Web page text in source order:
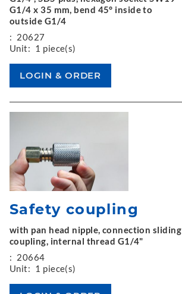
G1/4 x 35 mm, bend 45° inside to
outside G1/4
: 20627
Unit: 1 piece(s)
Safety coupling
with pan head nipple, connection sliding
coupling, internal thread G1/4"
: 20664
Unit: 1 piece(s)